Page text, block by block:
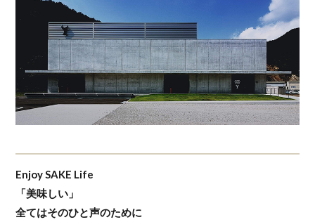
Enjoy SAKE Life
「美味しい」
全てはそのひと声のために